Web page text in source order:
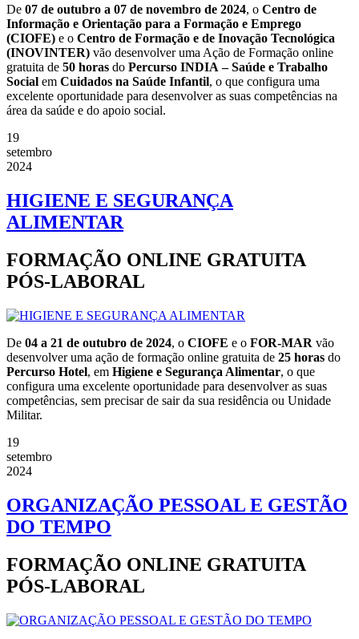
De 07 de outubro a 07 de novembro de 2024, o Centro de
Informação e Orientação para a Formação e Emprego
(CIOFE) e o Centro de Formação e de Inovação Tecnológica
(INOVINTER) vão desenvolver uma Ação de Formação online
gratuita de 50 horas do Percurso INDIA – Saúde e Trabalho
Social em Cuidados na Saúde Infantil, o que configura uma
excelente oportunidade para desenvolver as suas competências na
área da saúde e do apoio social.
19
setembro
2024
HIGIENE E SEGURANÇA
ALIMENTAR
FORMAÇÃO ONLINE GRATUITA
PÓS-LABORAL
De 04 a 21 de outubro de 2024, o CIOFE e o FOR-MAR vão
desenvolver uma ação de formação online gratuita de 25 horas do
Percurso Hotel, em Higiene e Segurança Alimentar, o que
configura uma excelente oportunidade para desenvolver as suas
competências, sem precisar de sair da sua residência ou Unidade
Militar.
19
setembro
2024
ORGANIZAÇÃO PESSOAL E GESTÃO
DO TEMPO
FORMAÇÃO ONLINE GRATUITA
PÓS-LABORAL